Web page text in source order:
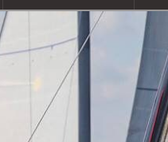
ESCUELA OPTIMIST